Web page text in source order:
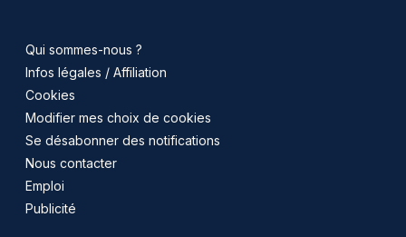
Qui sommes-nous ?
Infos légales / Affiliation
Cookies
Modifier mes choix de cookies
Se désabonner des notifications
Nous contacter
Emploi
Publicité